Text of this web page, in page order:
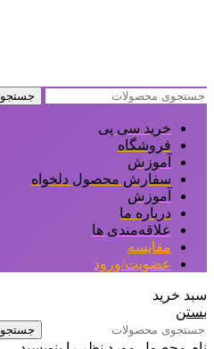
جستجو
خرید سی پی
فروشگاه
آموزش
سفارش محصول دلخواه
آموزش
درباره ما
علاقه‌مندی ها
مقایسه
عضویت/ورود
سبد خرید
بستن
جستجو